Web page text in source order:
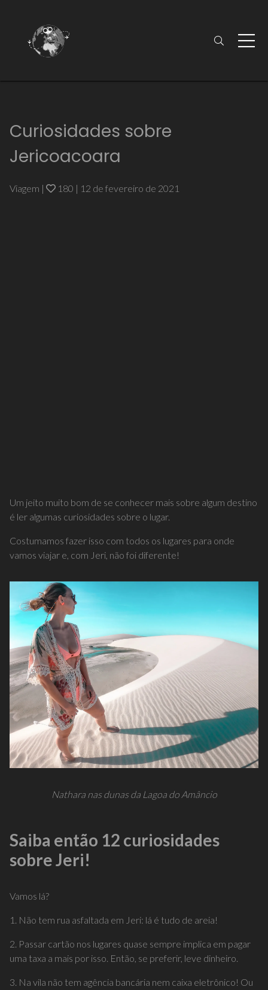
Curiosidades sobre
Jericoacoara
Viagem | 180 | 12 de fevereiro de 2021
Um jeito muito bom de se conhecer mais sobre algum destino
é ler algumas curiosidades sobre o lugar.
Costumamos fazer isso com todos os lugares para onde
vamos viajar e, com Jeri, não foi diferente!
Nathara nas dunas da Lagoa do Amâncio
Saiba então 12 curiosidades
sobre Jeri!
Vamos lá?
1. Não tem rua asfaltada em Jeri: lá é tudo de areia!
2. Passar cartão nos lugares quase sempre implica em pagar
uma taxa a mais por isso. Então, se preferir, leve dinheiro.
3. Na vila não tem agência bancária nem caixa eletrônico! Ou